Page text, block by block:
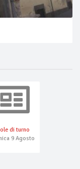
di turno
9 Agosto